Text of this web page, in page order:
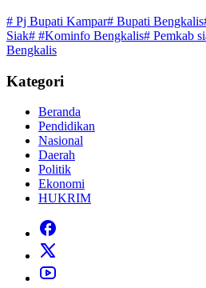
# Pj Bupati Kampar# Bupati Bengkalis
Siak# #Kominfo Bengkalis# Pemkab
Bengkalis
Kategori
Beranda
Pendidikan
Nasional
Daerah
Politik
Ekonomi
HUKRIM